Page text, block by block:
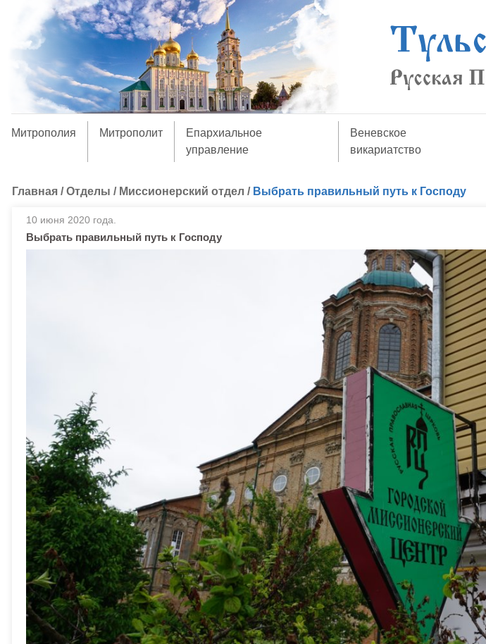
Митрополия Митрополит
Епархиальное
управление
Веневское
викариатство
Главная /Отделы / Миссионерский отдел / Выбрать правильный путь к Господу
10 июня 2020 года.
Выбрать правильный путь к Господу